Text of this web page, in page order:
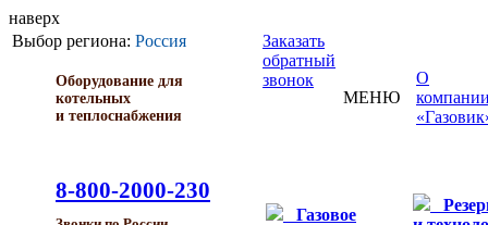
наверх
Выбор региона: Россия
Оборудование для
котельных
и теплоснабжения
8-800-2000-230
Заказать
обратный
звонок
МЕНЮ
О
Газовое